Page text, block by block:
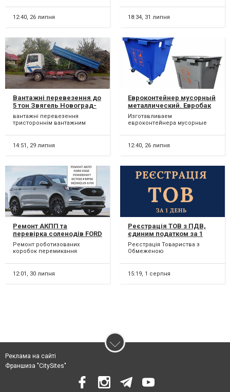
односкатной и двускатной
крышей. Мы...
12:40, 26 липня 18:34, 31 липня
Вантажні перевезення до
5 тон Звягель Новоград-
Волинський та район
вантажні перевезення
тристороннім вантажним
Звягелю (Новоград-
Волинському)...
14:51, 29 липня
Евроконтейнер мусорный
металлический. Евробак
железный для мусора,
отходов
Изготавливаем
евроконтейнера мусорные
заполнения 1.1 куб/м³ и
евробаки желез...
12:40, 26 липня
Ремонт АКПП та
перевірка соленодів FORD
EDGE# ESCAPE Powershift
# G2GR7000AE # 2222064
Ремонт роботизованих
коробок перемикання
EDGE G2GR7000AE. Власна
професійна...
12:01, 30 липня
Реєстрація ТОВ з ПДВ,
єдиним податком за 1
день.
Реєстрація Товариства з
Обмеженою
єдиним податком. Терміново
та відповідаль...
15:19, 1 серпня
Реклама на сайті
Франшиза "CitySites"